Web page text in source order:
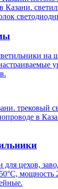
Казани.
на
трековый
в
цехов,
мощность